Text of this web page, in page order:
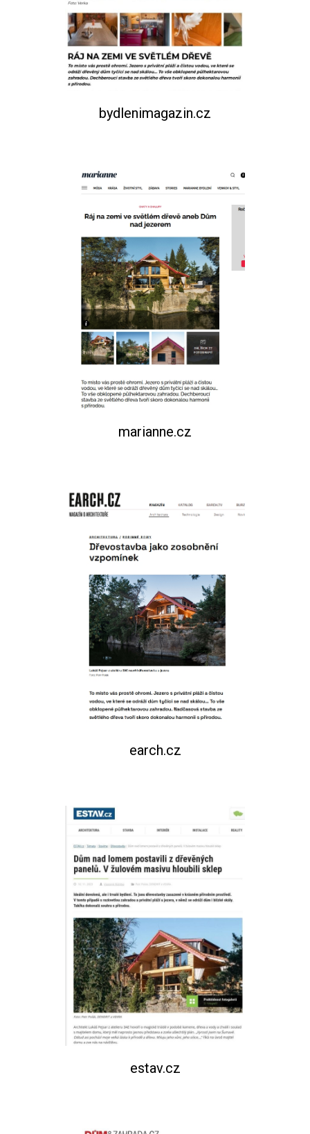
bydlenimagazin.cz
marianne.cz
earch.cz
estav.cz